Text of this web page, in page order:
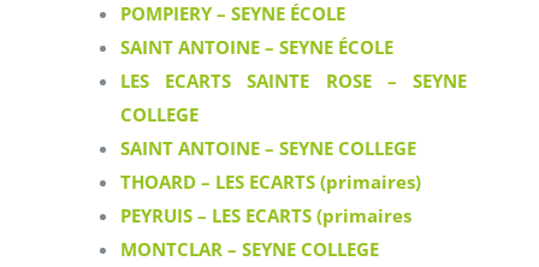
POMPIERY – SEYNE ÉCOLE
SAINT ANTOINE – SEYNE ÉCOLE
LES ECARTS SAINTE ROSE – SEYNE
COLLEGE
SAINT ANTOINE – SEYNE COLLEGE
THOARD – LES ECARTS (primaires)
PEYRUIS – LES ECARTS (primaires
MONTCLAR – SEYNE COLLEGE